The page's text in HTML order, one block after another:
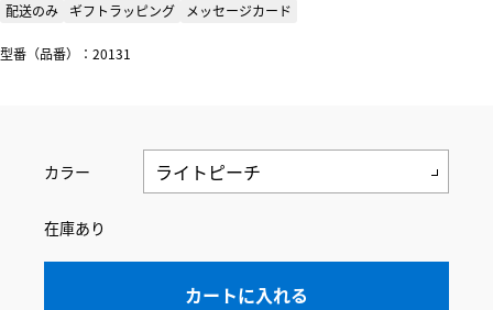
配送のみ ギフトラッピング メッセージカード
型番（品番）：20131
カラー
在庫あり
カートに入れる